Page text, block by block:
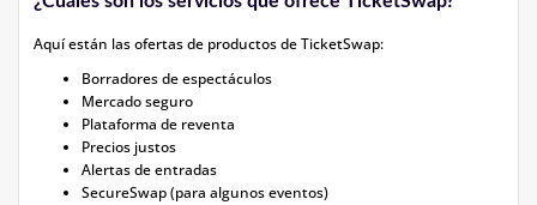
Aquí están las ofertas de productos de TicketSwap:
Borradores de espectáculos
Mercado seguro
Plataforma de reventa
Precios justos
Alertas de entradas
SecureSwap (para algunos eventos)